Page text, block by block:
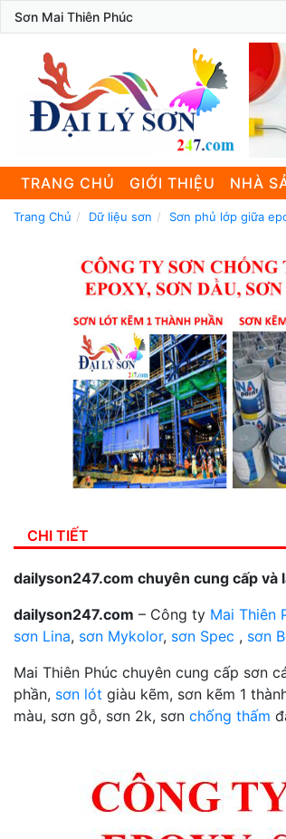
Sơn Mai Thiên Phúc
TRANG CHỦ GIỚI THIỆU NHÀ
Trang Chủ Dữ liệu sơn Sơn phủ lớp giữa
CHI TIẾT
dailyson247.com chuyên cung cấp và
dailyson247.com – Công ty Mai Thiên
sơn Lina, sơn Mykolor, sơn Spec , sơn
Mai Thiên Phúc chuyên cung cấp sơn
phần, sơn lót giàu kẽm, sơn kẽm 1
màu, sơn gỗ, sơn 2k, sơn chống thấm